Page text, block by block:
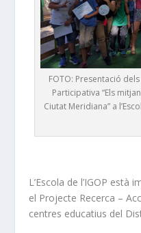
FOTO: Presentació
Participativa “Els
Ciutat Meridiana” a
L’Escola de l’IGOP està
el Projecte Recerca –
centres educatius del